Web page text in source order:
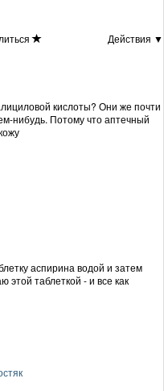
Действия ▼
кислоты? Они же почти
нибудь. Потому что аптечный
аспирина водой и затем
этой таблеткой - и все как